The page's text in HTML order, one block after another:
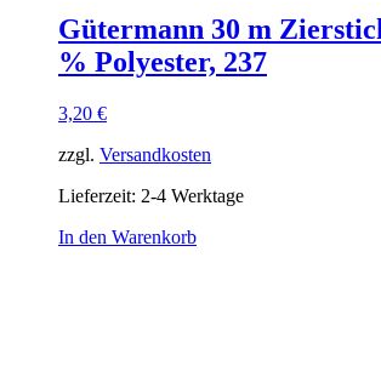
Gütermann 30 m
% Polyester, 237
3,20 €
zzgl. Versandkosten
Lieferzeit: 2-4 Werktage
In den Warenkorb